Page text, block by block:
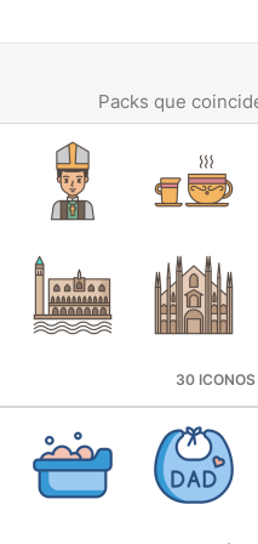
Packs que
30 ICONOS